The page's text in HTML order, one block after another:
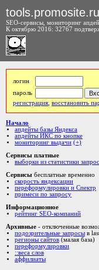
tools.promosite.ru
SEO-сервисы, мониторинг
К октябрю 2016: 32767
логин
пароль
регистрация восстановить
Начало
апдейты базы Яндекса
апдейты ИКС по кнопке
мониторинг выдачи (+)
Сервисы платные
выборки из статистики
Сервисы бесплатные временно
скорость яндексации
переформулировки и Спектр
примеси по запросу
Информационное
рейтинг SEO-компаний
Архивные - отключенные
подозрительные запросы в
регионы сайтов (малая база)
переформулировки
::веса слов
аффилиаты